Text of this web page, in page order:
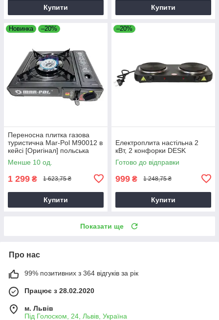
Купити Купити
Новинка –20%
Переносна плитка газова
туристична Mar-Pol M90012 в
кейсі [Оригінал] польська
Менше 10 од.
1 299 ₴ 1 623,75 ₴
Купити
–20%
Електроплита настільна 2
кВт, 2 конфорки DESK
Готово до відправки
999 ₴ 1 248,75 ₴
Купити
Показати ще
Про нас
99% позитивних з 364 відгуків за рік
Працює з 28.02.2020
м. Львів
Під Голоском, 24, Львів, Україна